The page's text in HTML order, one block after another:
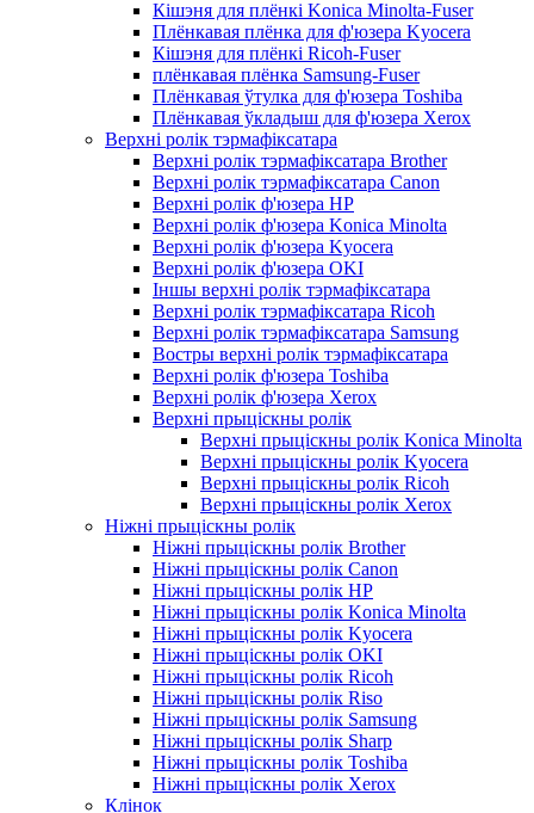
Кішэня для плёнкі Konica Minolta-Fuser
Плёнкавая плёнка для ф'юзера Kyocera
Кішэня для плёнкі Ricoh-Fuser
плёнкавая плёнка Samsung-Fuser
Плёнкавая ўтулка для ф'юзера Toshiba
Плёнкавая ўкладыш для ф'юзера Xerox
Верхні ролік тэрмафіксатара
Верхні ролік тэрмафіксатара Brother
Верхні ролік тэрмафіксатара Canon
Верхні ролік ф'юзера HP
Верхні ролік ф'юзера Konica Minolta
Верхні ролік ф'юзера Kyocera
Верхні ролік ф'юзера OKI
Іншы верхні ролік тэрмафіксатара
Верхні ролік тэрмафіксатара Ricoh
Верхні ролік тэрмафіксатара Samsung
Востры верхні ролік тэрмафіксатара
Верхні ролік ф'юзера Toshiba
Верхні ролік ф'юзера Xerox
Верхні прыціскны ролік
Верхні прыціскны ролік Konica Minolta
Верхні прыціскны ролік Kyocera
Верхні прыціскны ролік Ricoh
Верхні прыціскны ролік Xerox
Ніжні прыціскны ролік
Ніжні прыціскны ролік Brother
Ніжні прыціскны ролік Canon
Ніжні прыціскны ролік HP
Ніжні прыціскны ролік Konica Minolta
Ніжні прыціскны ролік Kyocera
Ніжні прыціскны ролік OKI
Ніжні прыціскны ролік Ricoh
Ніжні прыціскны ролік Riso
Ніжні прыціскны ролік Samsung
Ніжні прыціскны ролік Sharp
Ніжні прыціскны ролік Toshiba
Ніжні прыціскны ролік Xerox
Клінок